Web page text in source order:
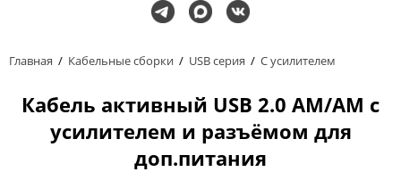
Главная / Кабельные сборки / USB серия / С усилителем
Кабель активный USB 2.0 AM/AM с
усилителем и разъёмом для
доп.питания